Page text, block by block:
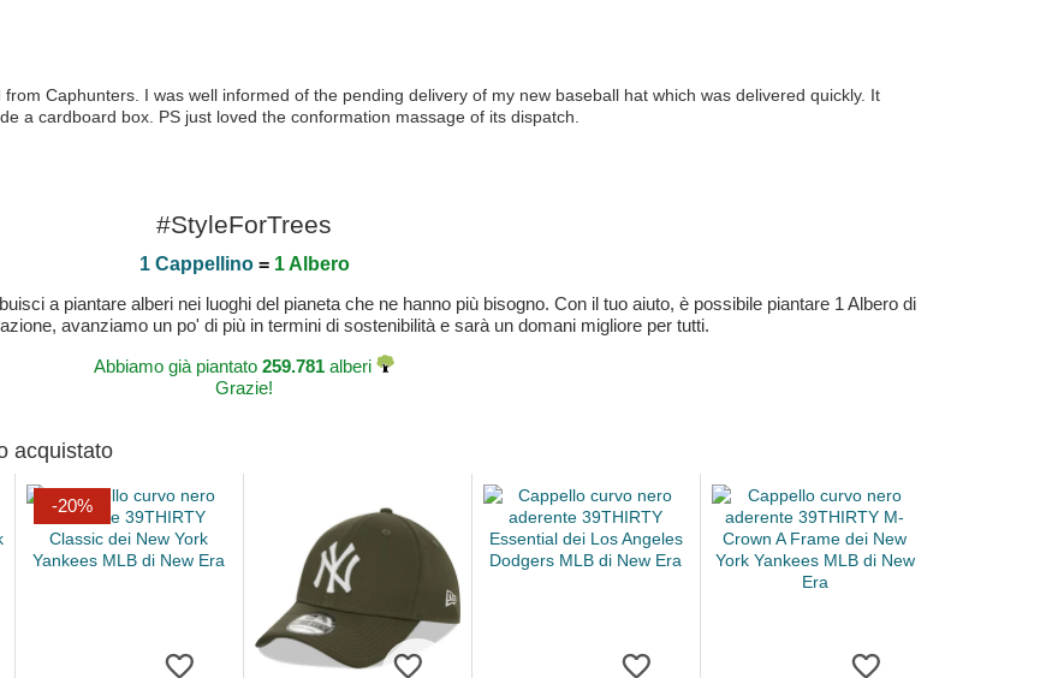
Caphunters. I was well informed of the pending delivery of my new baseball hat which was delivered quickly. It
a cardboard box. PS just loved the conformation massage of its dispatch.
#StyleForTrees
1 Cappellino= 1 Albero
a piantare alberi nei luoghi del pianeta che ne hanno più bisogno. Con il tuo aiuto, è possibile piantare 1 Albero di
avanziamo un po' di più in termini di sostenibilità e sarà un domani migliore per tutti.
Abbiamo già piantato 259.781 alberi
Grazie!
acquistato
-20%